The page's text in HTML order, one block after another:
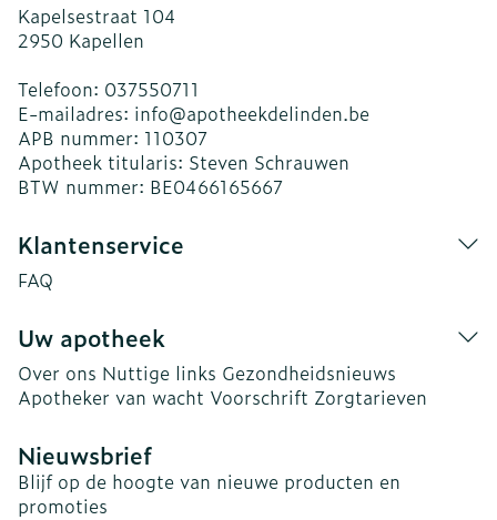
Kapelsestraat 104
2950 Kapellen
Telefoon: 037550711
E-mailadres: info@apotheekdelinden.be
APB nummer: 110307
Apotheek titularis: Steven Schrauwen
BTW nummer: BE0466165667
Klantenservice
FAQ
Uw apotheek
Over ons Nuttige links Gezondheidsnieuws
Apotheker van wacht Voorschrift Zorgtarieven
Nieuwsbrief
Blijf op de hoogte van nieuwe producten en
promoties